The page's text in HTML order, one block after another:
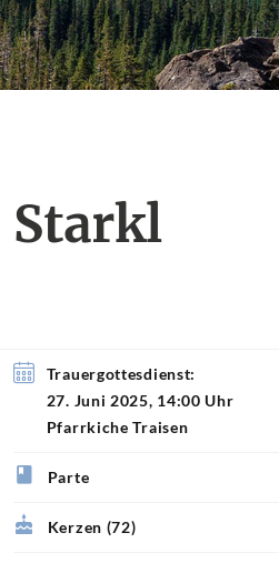
Starkl
Trauergottesdienst:
27. Juni 2025, 14:00 Uhr
Pfarrkiche Traisen
Parte
Kerzen (72)